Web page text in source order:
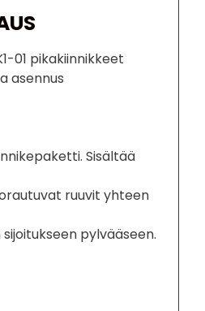
01 pikakiinnikkeet
asennus
Sisältää
ruuvit yhteen
pylvääseen.